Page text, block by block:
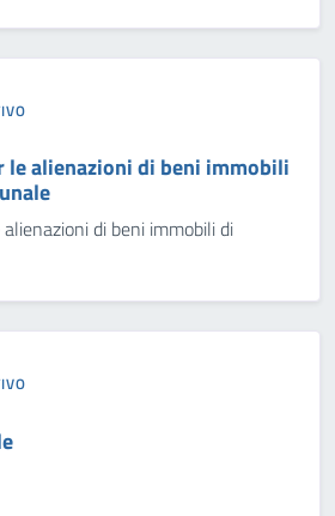
le alienazioni di beni immobili
di beni immobili di